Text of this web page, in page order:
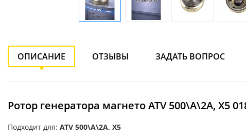
ОПИСАНИЕ ОТЗЫВЫ ЗАДАТЬ ВОПРОС
Ротор генератора магнето ATV 500\A\2A, X5
Подходит для: ATV 500\A\2A, X5